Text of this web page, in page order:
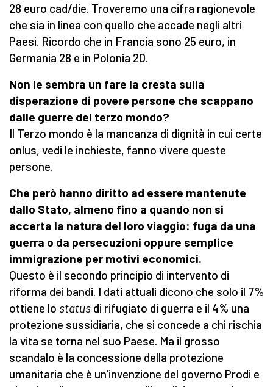
28 euro cad/die. Troveremo una cifra ragionevole
che sia in linea con quello che accade negli altri
Paesi. Ricordo che in Francia sono 25 euro, in
Germania 28 e in Polonia 20.
Non le sembra un fare la cresta sulla
disperazione di povere persone che scappano
dalle guerre del terzo mondo?
Il Terzo mondo è la mancanza di dignità in cui certe
onlus, vedi le inchieste, fanno vivere queste
persone.
Che però hanno diritto ad essere mantenute
dallo Stato, almeno fino a quando non si
accerta la natura del loro viaggio: fuga da una
guerra o da persecuzioni oppure semplice
immigrazione per motivi economici.
Questo è il secondo principio di intervento di
riforma dei bandi. I dati attuali dicono che solo il 7%
ottiene lo status di rifugiato di guerra e il 4% una
protezione sussidiaria, che si concede a chi rischia
la vita se torna nel suo Paese. Ma il grosso
scandalo è la concessione della protezione
umanitaria che è un’invenzione del governo Prodi e